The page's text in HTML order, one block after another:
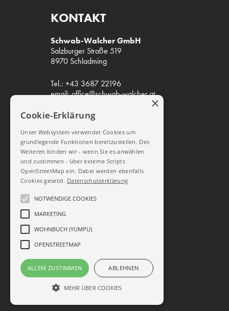
KONTAKT
Schwab-Walcher GmbH
Salzburger Straße 519
8970 Schladming
Tel.: +43 3687 22196
email:office@schwab-walcher.at
Mo-Do 08.00 – 12.00 / 14.00 –
Freitag 08.00 – 12.00 / 14.00 –
17.00
SOCIAL MEDIA
schwab_walcher
Datenschutz
Impressum
AGB
Cookie-Erklärung
Unser Websystem verwendet Cookies um
grundlegende Funktionen bereitzustellen. Des
Weiteren binden wir - wenn Sie es anwählen
und zustimmen - über externe Scripts
OpenStreetMap ein. Dabei werden ebenfalls
Cookies gesetzt. Datenschutzerklärung
NOTWENDIGE COOKIES
MARKETING
WOHNBUCH (YUMPU)
OPENSTREETMAP
ALLEM ZUSTIMMEN ABLEHNEN
MEHR ÜBER COOKIES
×